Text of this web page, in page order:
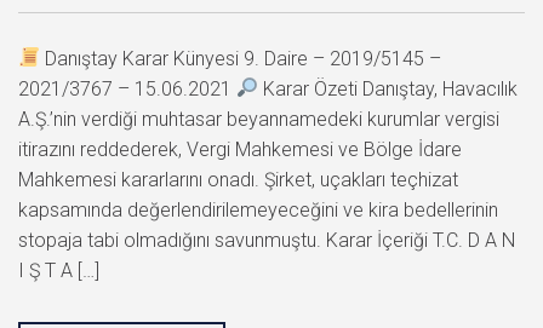
Danıştay Karar Künyesi 9. Daire – 2019/5145 –
2021/3767 – 15.06.2021
Karar Özeti Danıştay, Havacılık
A.Ş.’nin verdiği muhtasar beyannamedeki kurumlar vergisi
itirazını reddederek, Vergi Mahkemesi ve Bölge İdare
Mahkemesi kararlarını onadı. Şirket, uçakları teçhizat
kapsamında değerlendirilemeyeceğini ve kira bedellerinin
stopaja tabi olmadığını savunmuştu. Karar İçeriği T.C. D A N
I Ş T A […]